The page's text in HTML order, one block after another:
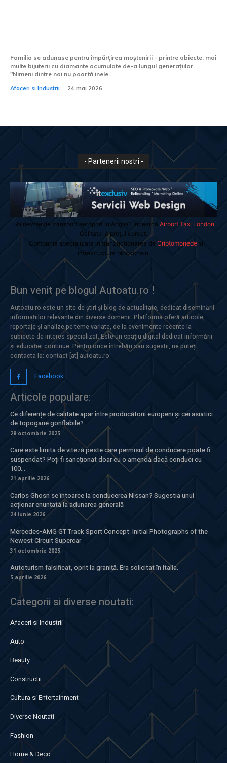
Familia se adunase pentru împărțirea moștenirii - printre obiecte, mai
multe bijuterii cu diamante acumulate de-a lungul generațiilor.
"Nimeni dintre noi nu poartă inele...
Afaceri si Industrii 24 mai 2026
- Partenerii nostri -
- Ai nevoie de transport aeroport in Anglia? Încearcă Airport Taxi London
Calitate la prețul corect.
- Companie specializata in tranzactionarea de Criptomonedesi
infrastructura blockchain.
Bun venit pe blogul Autoatu.ro !
Autoatu.ro este un site de știri și blog de actualitate, dedicat diseminării
informațiilor relevante din diverse domenii. Platforma oferă articole,
reportaje și analize pe teme variate, de la evenimente recente la
subiecte de interes specializat. Este un spațiu digital dedicat informării
și educației continue. Pentru orice întrebări sau sugestii, ne puteți
contacta la: contact [at] autoatu.ro
Facebook
Articole populare:
Ce diferențe de calitate apar între producătorii europeni și cei asiatici
de topogane gonflabile?
28 octombrie 2025
Care este limita de viteză peste care permisul de conducere poate fi
suspendat? Poți fi sancționat doar cu o amendă dacă conduci cu
100...
21 aprilie 2026
Carlos Ghosn se întoarce la conducerea Nissan? Sugestia unui
acționar enunțată la adunarea generală
24 iunie 2026
Mercedes-AMG GT Track Sport Concept: Initial Photographs of the
Newest Circuit Supercar
31 octombrie 2025
Autoturism falsificat, oprit la graniță. Era solicitat în Italia.
5 aprilie 2026
Categorii si diverse noutati:
Afaceri si Industrii
Auto
Beauty
Constructii
Cultura si Entertainment
Diverse Noutati
Fashion
Home & Deco